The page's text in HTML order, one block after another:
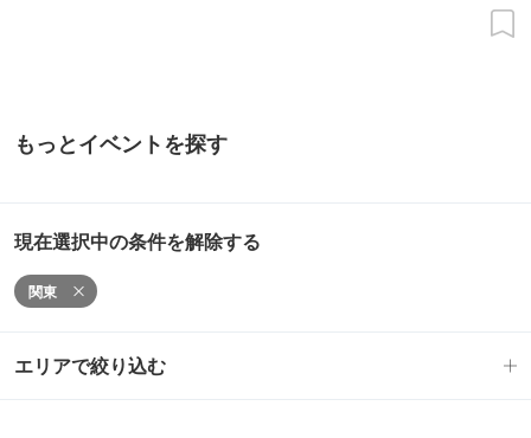
もっとイベントを探す
現在選択中の条件を解除する
関東
エリアで絞り込む